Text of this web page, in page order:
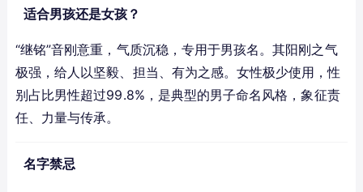
适合男孩还是女孩？
“继铭”音刚意重，气质沉稳，专用于男孩名。其阳刚之气
极强，给人以坚毅、担当、有为之感。女性极少使用，性
别占比男性超过99.8%，是典型的男子命名风格，象征责
任、力量与传承。
名字禁忌